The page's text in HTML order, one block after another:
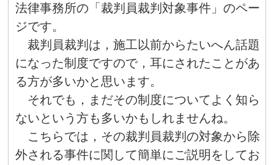
法律事務所の「裁判員裁判対象事件」のペー
ジです。
裁判員裁判は，施工以前からたいへん話題
になった制度ですので，耳にされたことがあ
る方が多いかと思います。
それでも，まだその制度についてよく知ら
ないという方も多いかもしれませんね。
こちらでは，その裁判員裁判の対象から除
外される事件に関して簡単にご説明をしてお